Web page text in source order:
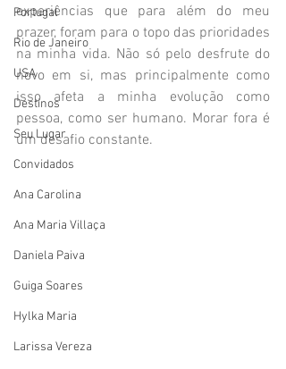
Portugal
Rio de Janeiro
USA
Destinos
Seu Lugar
Convidados
Ana Carolina
Ana Maria Villaça
Daniela Paiva
Guiga Soares
Hylka Maria
Larissa Vereza
experiências que para além do meu
prazer, foram para o topo das prioridades
na minha vida. Não só pelo desfrute do
novo em si, mas principalmente como
isso afeta a minha evolução como
pessoa, como ser humano. Morar fora é
um desafio constante.